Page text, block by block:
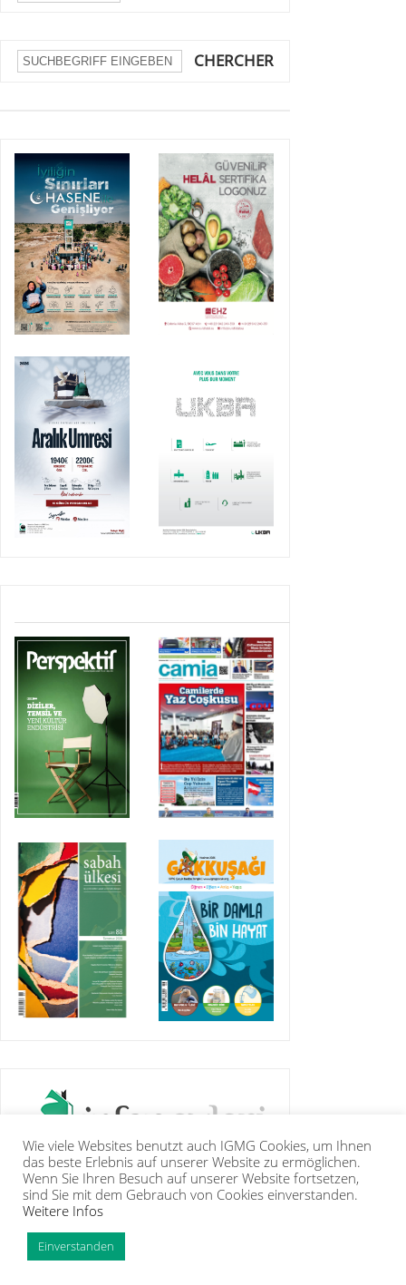
CHERCHER
IGMG PRESSE
MITGLIEDSCHAFT
Copyright Islamische Gemeinschaft Millî Görüş e.V. |
Wie viele Websites benutzt auch IGMG Cookies, um Ihnen
das beste Erlebnis auf unserer Website zu ermöglichen.
Wenn Sie Ihren Besuch auf unserer Website fortsetzen,
sind Sie mit dem Gebrauch von Cookies einverstanden.
Weitere Infos
Einverstanden